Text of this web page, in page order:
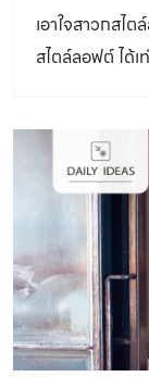
เอาใจสาวกสไ
สไตล์ลอฟต์ ได้เ